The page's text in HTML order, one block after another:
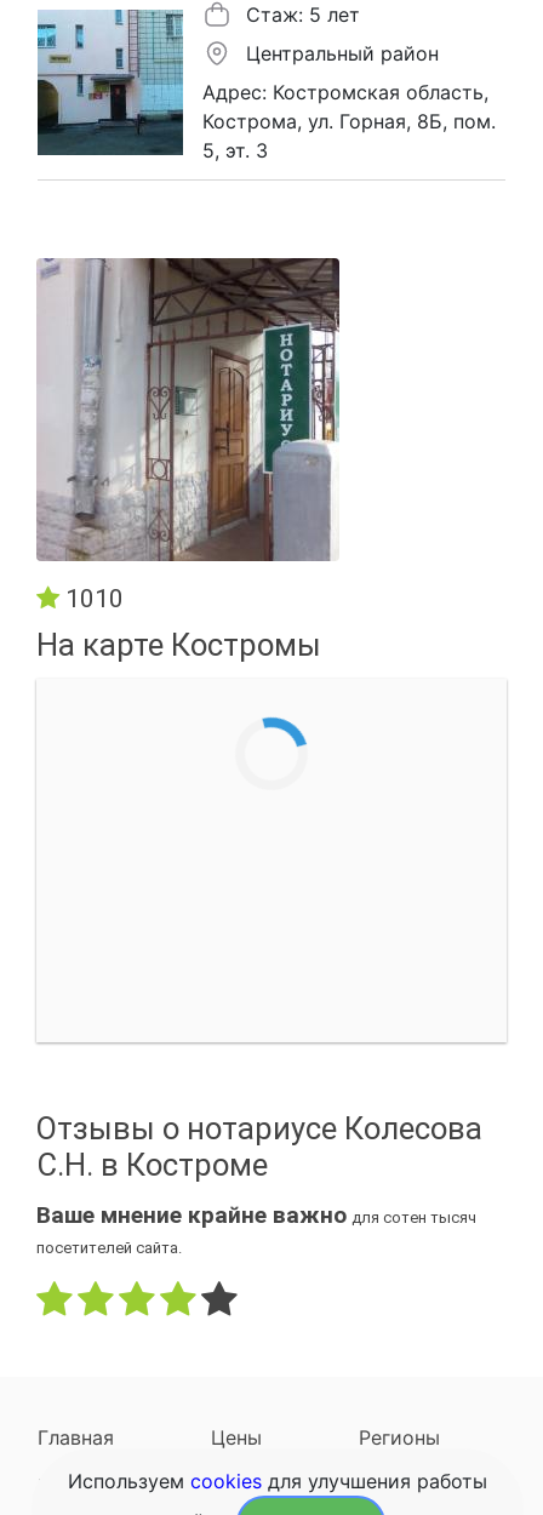
Стаж: 5 лет
Центральный район
Адрес: Костромская область,
Кострома, ул. Горная, 8Б, пом.
5, эт. 3
1010
На карте Костромы
Отзывы о нотариусе Колесова
С.Н. в Костроме
Ваше мнение крайне важно для сотен тысяч
посетителей сайта.
Главная Цены
Регионы
Наследодатели
Задать вопрос
Используем cookies для улучшения работы